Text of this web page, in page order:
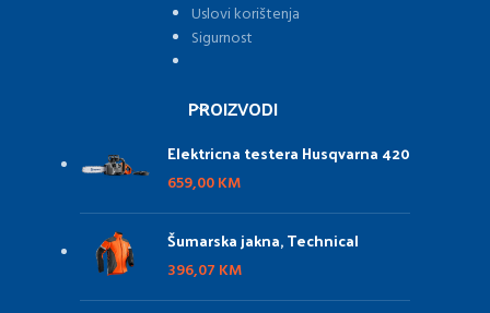
Uslovi korištenja
Sigurnost
PROIZVODI
Elektricna testera Husqvarna 420
659,00KM
Šumarska jakna, Technical
396,07 KM